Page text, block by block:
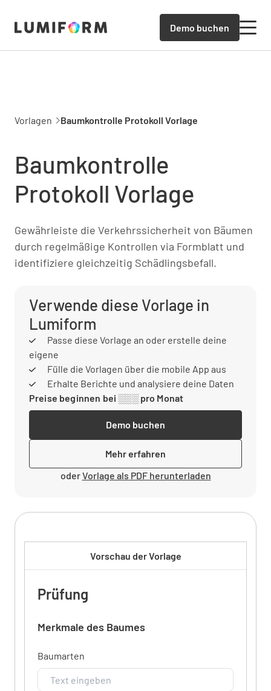
Demo buchen
Vorlagen Baumkontrolle Protokoll Vorlage
Baumkontrolle
Protokoll Vorlage
Gewährleiste die Verkehrssicherheit von Bäumen
durch regelmäßige Kontrollen via Formblatt und
identifiziere gleichzeitig Schädlingsbefall.
Verwende diese Vorlage in
Lumiform
Passe diese Vorlage an oder erstelle deine
eigene
Fülle die Vorlagen über die mobile App aus
Erhalte Berichte und analysiere deine Daten
Preise beginnen bei ░░░ pro Monat
Demo buchen
Mehr erfahren
oderVorlage als PDF herunterladen
Vorschau der Vorlage
Prüfung
Merkmale des Baumes
Baumarten